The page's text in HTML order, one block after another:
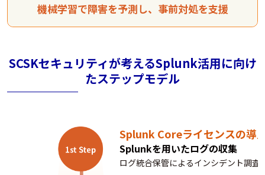
機械学習で障害を予測し、事前対処を支援
SCSKセキュリティが考えるSplunk活用に向け
たステップモデル
Splunk Coreライセンスの導
Splunkを用いたログの収集
ログ統合保管によるインシデント調査